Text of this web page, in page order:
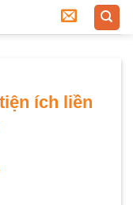
ích liền